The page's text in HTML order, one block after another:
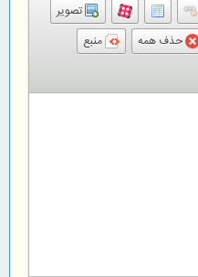
تصویر
حذف همه
منبع